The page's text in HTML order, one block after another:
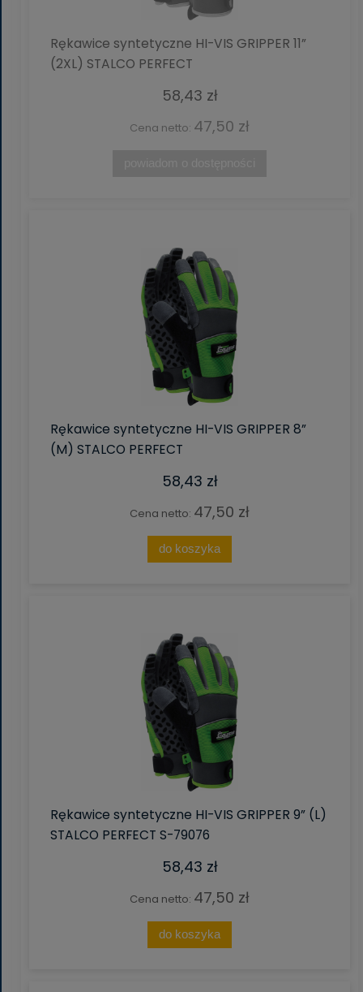
Rękawice syntetyczne HI-VIS GRIPPER 11”
(2XL) STALCO PERFECT
58,43 zł
Cena netto: 47,50 zł
Rękawice syntetyczne HI-VIS GRIPPER 8”
(M) STALCO PERFECT
58,43 zł
Cena netto: 47,50 zł
do koszyka
Rękawice syntetyczne HI-VIS GRIPPER 9” (L)
STALCO PERFECT S-79076
58,43 zł
Cena netto: 47,50 zł
do koszyka